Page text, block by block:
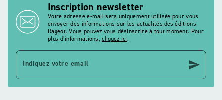
Inscription newsletter
Votre adresse e-mail sera uniquement utilisée pour vous
envoyer des informations sur les actualités des éditions
Rageot. Vous pouvez vous désinscrire à tout moment. Pour
plus d’informations,cliquez ici.
Indiquez votre email send